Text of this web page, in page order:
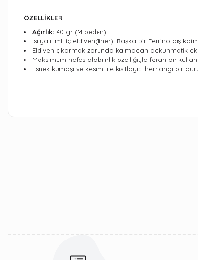
ÖZELLİKLER
Ağırlık: 40 gr (M beden)
Isı yalıtımlı iç eldiven(liner). Başka bir Ferrino dış
Eldiven çıkarmak zorunda kalmadan dokunmatik
Maksimum nefes alabilirlik özelliğiyle ferah bir
Esnek kumaşı ve kesimi ile kısıtlayıcı herhangi bir